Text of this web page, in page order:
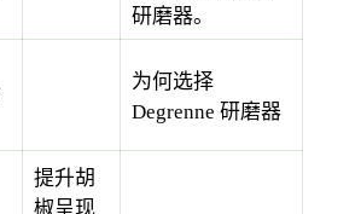
研磨器。
为何选择
Degrenne 研磨器
提升胡
椒呈现